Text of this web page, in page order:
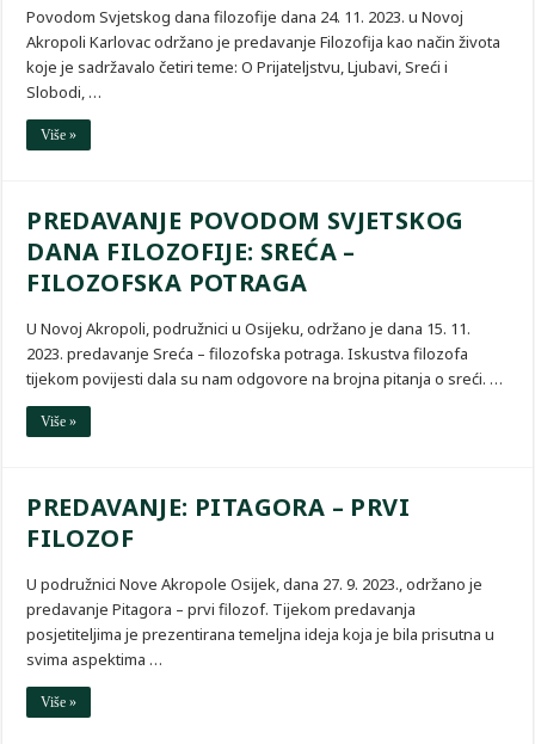
Povodom Svjetskog dana filozofije dana 24. 11. 2023. u Novoj
Akropoli Karlovac održano je predavanje Filozofija kao način života
koje je sadržavalo četiri teme: O Prijateljstvu, Ljubavi, Sreći i
Slobodi, …
Više »
PREDAVANJE POVODOM SVJETSKOG
DANA FILOZOFIJE: SREĆA –
FILOZOFSKA POTRAGA
U Novoj Akropoli, podružnici u Osijeku, održano je dana 15. 11.
2023. predavanje Sreća – filozofska potraga. Iskustva filozofa
tijekom povijesti dala su nam odgovore na brojna pitanja o sreći. …
Više »
PREDAVANJE: PITAGORA – PRVI
FILOZOF
U podružnici Nove Akropole Osijek, dana 27. 9. 2023., održano je
predavanje Pitagora – prvi filozof. Tijekom predavanja
posjetiteljima je prezentirana temeljna ideja koja je bila prisutna u
svima aspektima …
Više »